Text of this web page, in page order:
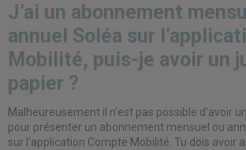
J’ai un abonnement
annuel Soléa sur
Mobilité, puis-je avoir un
papier ?
Malheureusement il n’est pas possible d’avoir
pour présenter un abonnement mensuel ou
sur l’application Compte Mobilité. Tu dois avoir